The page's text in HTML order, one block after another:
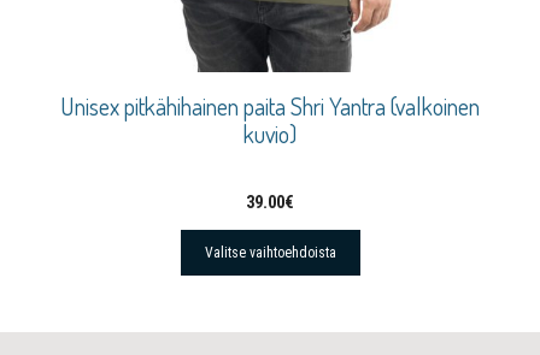
Unisex pitkähihainen paita Shri Yantra (valkoinen
kuvio)
39.00€
Valitse vaihtoehdoista